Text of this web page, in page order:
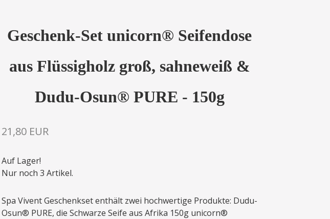
Geschenk-Set unicorn® Seifendose
aus Flüssigholz groß, sahneweiß &
Dudu-Osun® PURE - 150g
21,80 EUR
Auf Lager!
Nur noch 3 Artikel.
Spa Vivent Geschenkset enthält zwei hochwertige Produkte: Dudu-
Osun® PURE, die Schwarze Seife aus Afrika 150g unicorn®